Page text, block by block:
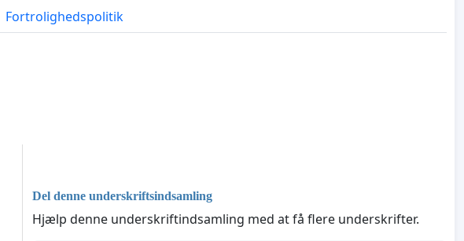
Fortrolighedspolitik
Del denne underskriftsindsamling
Hjælp denne underskriftindsamling med at få flere underskrifter.